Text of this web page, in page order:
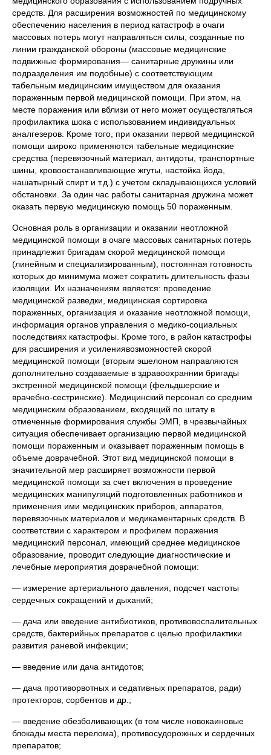
средств. Для расширения возможностей по медицинскому
обеспечению населения в период катастроф в очаги
массовых потерь могут направляться силы, созданные по
линии гражданской обороны (массовые медицинские
подвижные формирования— санитарные дружины или
подразделения им подобные) с соответствующим
табельным медицинским имуществом для оказания
пораженным первой медицинской помощи. При этом, на
месте поражения или вблизи от него может осуществляться
профилактика шока с использованием индивидуальных
аналгезеров. Кроме того, при оказании первой медицинской
помощи широко применяются табельные медицинские
средства (перевязочный материал, антидоты, транспортные
шины, кровоостанавливающие жгуты, настойка йода,
нашатырный спирт и т.д.) с учетом складывающихся условий
обстановки. За один час работы санитарная дружина может
оказать первую медицинскую помощь 50 пораженным.
Основная роль в организации и оказании неотложной
медицинской помощи в очаге массовых санитарных потерь
принадлежит бригадам скорой медицинской помощи
(линейным и специализированным), постоянная готовность
которых до минимума может сократить длительность фазы
изоляции. Их назначениям является: проведение
медицинской разведки, медицинская сортировка
пораженных, организация и оказание неотложной помощи,
информация органов управления о медико-социальных
последствиях катастрофы. Кроме того, в район катастрофы
для расширения и усилениявозможностей скорой
медицинской помощи (вторым эшелоном направляются
дополнительно создаваемые в здравоохраннии бригады
экстренной медицинской помощи (фельдшерские и
врачебно-сестринские). Медицинский персонал со средним
медицинским образованием, входящий по штату в
отмеченные формирования службы ЭМП, в чрезвычайных
ситуация обеспечивает организацию первой медицинской
помощи пораженным и оказывает пораженным помощь в
объеме доврачебной. Этот вид медицинской помощи в
значительной мер расширяет возможности первой
медицинской помощи за счет включения в проведение
медицинских манипуляций подготовленных работников и
применения ими медицинских приборов, аппаратов,
перевязочных материалов и медикаментарных средств. В
соответствии с характером и профилем поражения
медицинский персонал, имеющий среднее медицинское
образование, проводит следующие диагностические и
лечебные мероприятия доврачебной помощи:
— измерение артериального давления, подсчет частоты
сердечных сокращений и дыханий;
— дача или введение антибиотиков, противовоспалительных
средств, бактерийных препаратов с целью профилактики
развития раневой инфекции;
— введение или дача антидотов;
— дача противорвотных и седативных препаратов, ради)
протекторов, сорбентов и др.;
— введение обезболивающих (в том числе новокаиновые
блокады места перелома), противосудорожных и сердечных
препаратов;